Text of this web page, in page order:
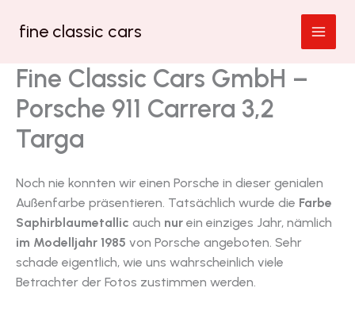
Inhaltfine classic cars
Fine Classic Cars GmbH –
Porsche 911 Carrera 3,2
Targa
Noch nie konnten wir einen Porsche in dieser genialen
Außenfarbe präsentieren. Tatsächlich wurde die Farbe
Saphirblaumetallic auch nur ein einziges Jahr, nämlich
im Modelljahr 1985 von Porsche angeboten. Sehr
schade eigentlich, wie uns wahrscheinlich viele
Betrachter der Fotos zustimmen werden.